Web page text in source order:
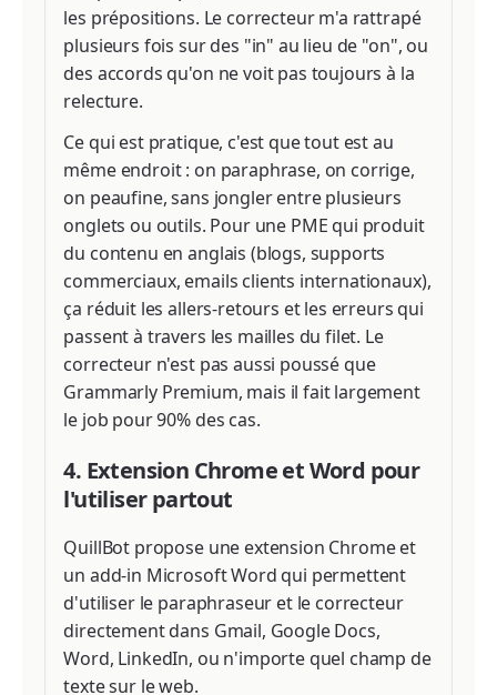
les prépositions. Le correcteur m'a rattrapé
plusieurs fois sur des "in" au lieu de "on", ou
des accords qu'on ne voit pas toujours à la
relecture.
Ce qui est pratique, c'est que tout est au
même endroit : on paraphrase, on corrige,
on peaufine, sans jongler entre plusieurs
onglets ou outils. Pour une PME qui produit
du contenu en anglais (blogs, supports
commerciaux, emails clients internationaux),
ça réduit les allers-retours et les erreurs qui
passent à travers les mailles du filet. Le
correcteur n'est pas aussi poussé que
Grammarly Premium, mais il fait largement
le job pour 90% des cas.
4. Extension Chrome et Word pour
l'utiliser partout
QuillBot propose une extension Chrome et
un add-in Microsoft Word qui permettent
d'utiliser le paraphraseur et le correcteur
directement dans Gmail, Google Docs,
Word, LinkedIn, ou n'importe quel champ de
texte sur le web.